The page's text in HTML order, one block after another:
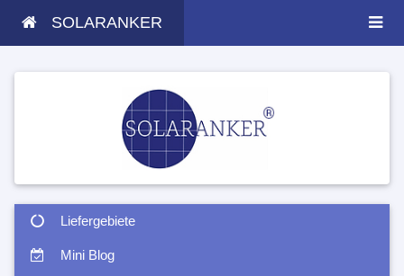
SOLARANKER
Liefergebiete
Mini Blog